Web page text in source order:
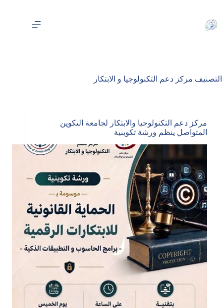
المحتوى
التصنيف مركز دعم التكنولوجيا و الابتكار
مركز دعم التكنولوجيا والابتكار لجامعة التكوين
المتواصل ينظم ورشة تكوينية